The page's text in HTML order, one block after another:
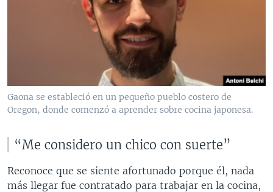
Gaona se estableció en un pequeño pueblo costero de
Oregon, donde comenzó a aprender sobre cocina japonesa.
“Me considero un chico con suerte”
Reconoce que se siente afortunado porque él, nada
más llegar fue contratado para trabajar en la cocina,